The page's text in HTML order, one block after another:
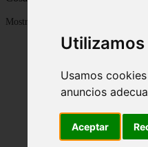
Usamos
anuncios
Aceptar
Mostrando 1 - 24 de 2838 artículos